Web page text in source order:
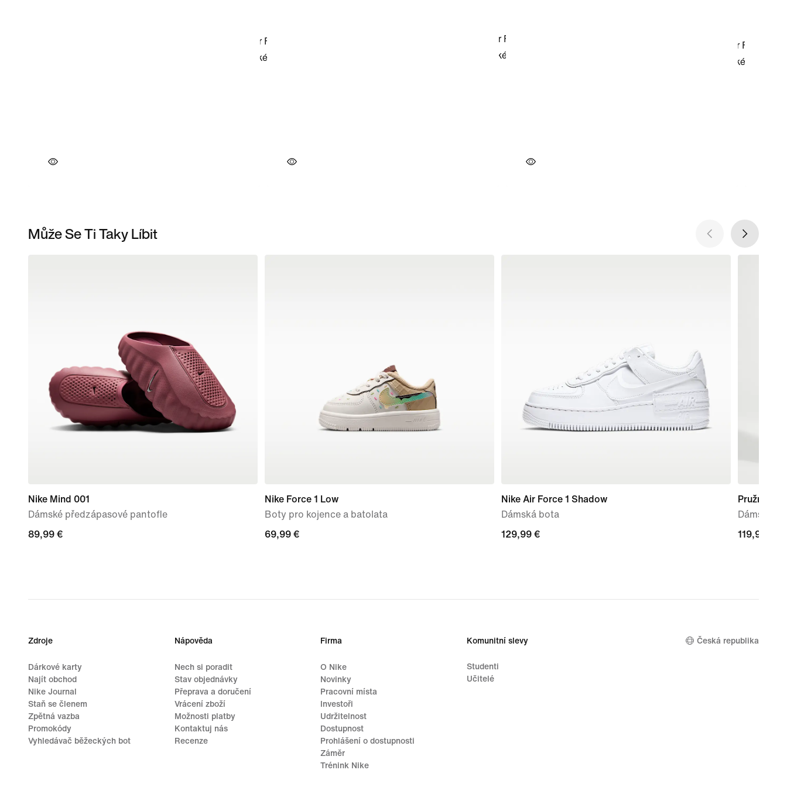
Může Se Ti Taky Líbit
Nike Mind 001
Dámské předzápasové pantofle
89,99 €
89,99 €
Nike Force 1 Low
Boty pro kojence a batolata
69,99 €
69,99 €
Nike Air Force 1 Shadow
Dámská bota
129,99 €
129,99 €
Pružná
Dámské
119,99 €
119,99 €
Zdroje
Dárkové karty
Najít obchod
Nike Journal
Staň se členem
Zpětná vazba
Promokódy
Vyhledávač běžeckých bot
Nápověda
Nech si poradit
Stav objednávky
Přeprava a doručení
Vrácení zboží
Možnosti platby
Kontaktuj nás
Recenze
Firma
O Nike
Novinky
Pracovní místa
Investoři
Udržitelnost
Dostupnost
Prohlášení o dostupnosti
Záměr
Trénink Nike
Komunitní slevy
Studenti
Učitelé
Česká republika